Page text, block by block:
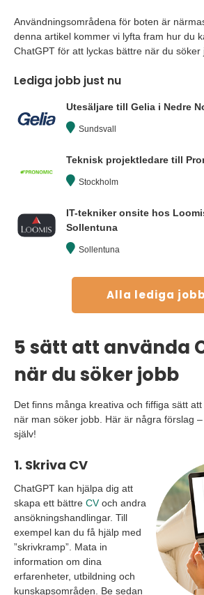
Användningsområdena för boten är
denna artikel kommer vi lyfta fram hur du
ChatGPT för att lyckas bättre när du söker
Lediga jobb just nu
Utesäljare till Gelia i Nedre
Sundsvall
Teknisk projektledare till
Stockholm
IT-tekniker onsite hos
Sollentuna
Sollentuna
Alla lediga jobb
5 sätt att använda
när du söker jobb
Det finns många kreativa och fiffiga sätt
när man söker jobb. Här är några förslag
själv!
1. Skriva CV
ChatGPT kan hjälpa dig att
skapa ett bättre CVoch andra
ansökningshandlingar. Till
exempel kan du få hjälp med
”skrivkramp”. Mata in
information om dina
erfarenheter, utbildning och
kunskapsområden. Be sedan